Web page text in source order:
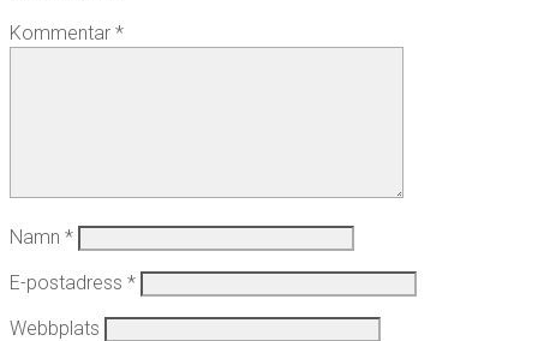
Kommentar *
Namn *
E-postadress *
Webbplats